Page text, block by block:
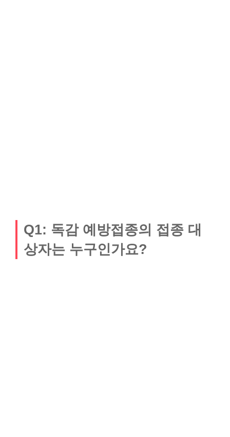
Q1: 독감 예방접종의 접종 대
상자는 누구인가요?